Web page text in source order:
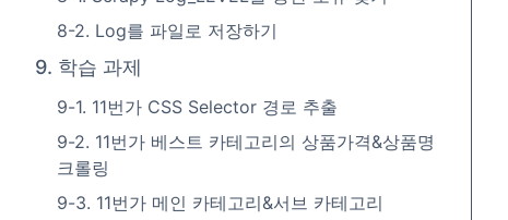
8-2. Log를 파일로 저장하기
9. 학습 과제
9-1. 11번가 CSS Selector 경로 추출
9-2. 11번가 베스트 카테고리의 상품가격&상품명
크롤링
9-3. 11번가 메인 카테고리&서브 카테고리